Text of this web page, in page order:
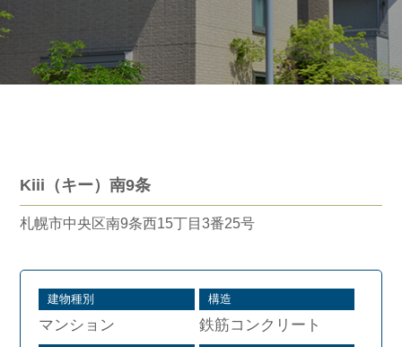
Kiii（キー）南9条
札幌市中央区南9条西15丁目3番25号
建物種別
マンション
構造
鉄筋コンクリート